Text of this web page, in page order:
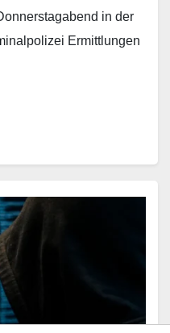
in der
Ermittlungen